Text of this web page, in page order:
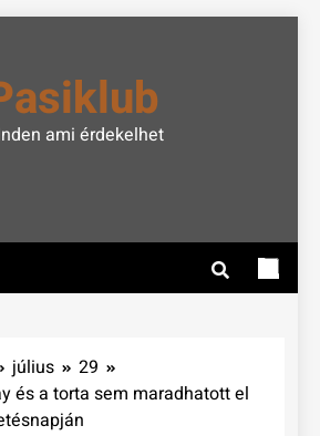
ami érdekelhet
július
29
és a torta sem maradhatott el